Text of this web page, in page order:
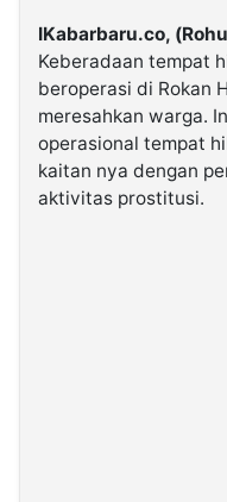
Kabarbaru.co
IKabarbaru.co,
Keberadaan tempat
beroperasi di Rokan
meresahkan warga.
operasional tempat
kaitan nya dengan
aktivitas prostitusi.